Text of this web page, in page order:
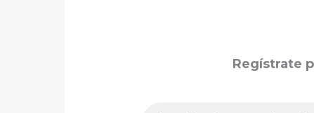
Regístrate